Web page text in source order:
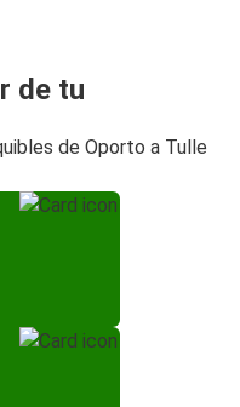
de tu
de Oporto a Tulle